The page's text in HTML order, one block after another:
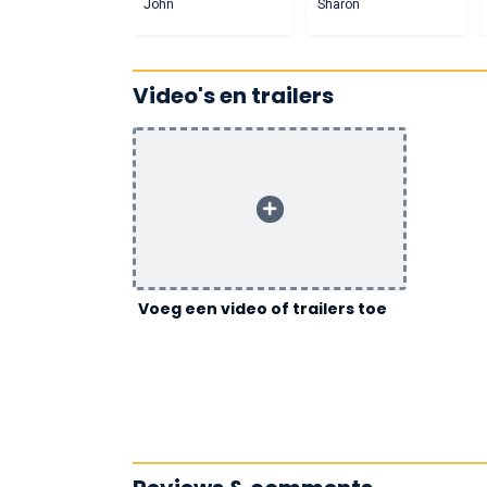
John Sharon
Video's en trailers
Voeg een video of trailers toe